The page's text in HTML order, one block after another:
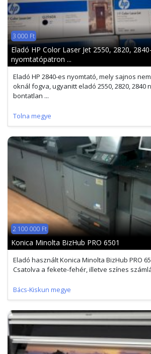
3 000 Ft
Eladó HP Color Laser Jet 2550, 2820,
nyomtatópatron ...
Eladó HP 2840-es nyomtató, mely sajnos
oknál fogva, ugyanitt eladó 2550, 2820, 2840
bontatlan ...
Tolna megye
2 100 000 Ft
Konica Minolta BizHub PRO 6501
Eladó használt Konica Minolta BizHub PRO
Csatolva a fekete-fehér, illetve színes
Bács-Kiskun megye